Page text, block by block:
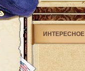
ИНТЕРЕСНОЕ